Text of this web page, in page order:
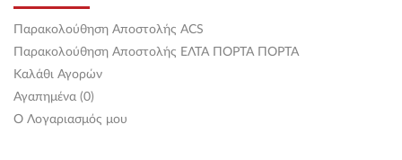
Παρακολούθηση Αποστολής ACS
Παρακολούθηση Αποστολής ΕΛΤΑ ΠΟΡΤΑ ΠΟΡΤΑ
Καλάθι Αγορών
Αγαπημένα (0)
O Λογαριασμός μου